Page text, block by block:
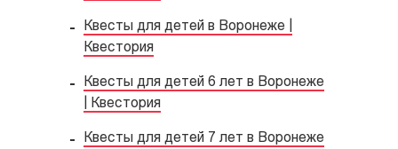
Квесты для детей в Воронеже |
Квестория
Квесты для детей 6 лет в Воронеже
| Квестория
Квесты для детей 7 лет в Воронеже